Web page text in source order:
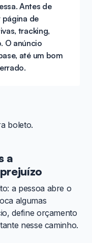
Antes de
página de
tracking,
O anúncio
até um bom
boleto.
a
a pessoa abre o
algumas
define orçamento
nesse caminho.